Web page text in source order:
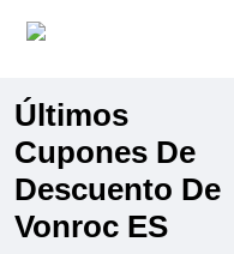
Últimos
Cupones De
Descuento De
Vonroc ES